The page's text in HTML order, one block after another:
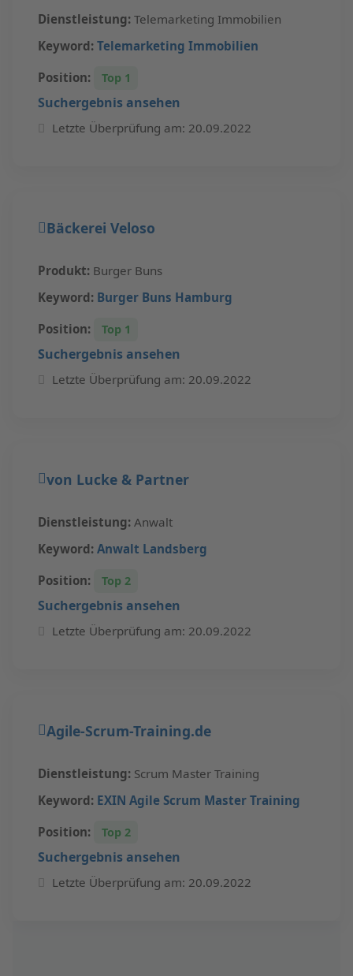
Dienstleistung: Telemarketing Immobilien
Keyword: Telemarketing Immobilien
Position: Top 1
Suchergebnis ansehen
Letzte Überprüfung am: 20.09.2022
Bäckerei Veloso
Produkt: Burger Buns
Keyword: Burger Buns Hamburg
Position: Top 1
Suchergebnis ansehen
Letzte Überprüfung am: 20.09.2022
von Lucke & Partner
Dienstleistung: Anwalt
Keyword: Anwalt Landsberg
Position: Top 2
Suchergebnis ansehen
Letzte Überprüfung am: 20.09.2022
Agile-Scrum-Training.de
Dienstleistung: Scrum Master Training
Keyword: EXIN Agile Scrum Master Training
Position: Top 2
Suchergebnis ansehen
Letzte Überprüfung am: 20.09.2022